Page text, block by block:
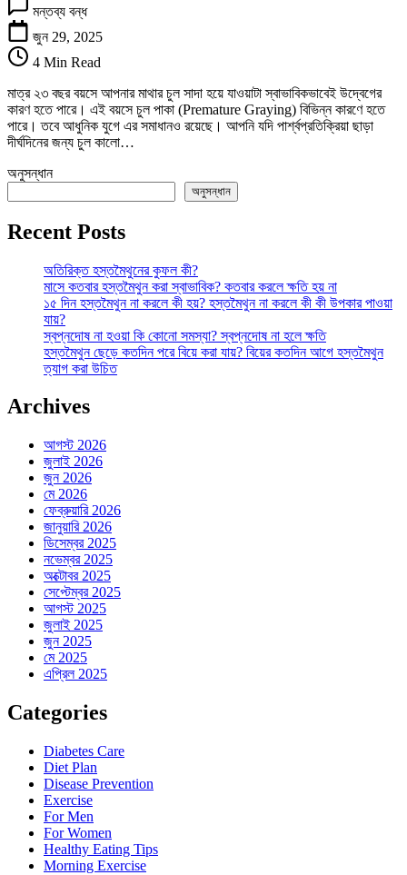
বয়সে
চুল
পাকা?
চিন্তা
পার্শ্বপ্রতিক্রিয়া
ছাড়া
চুল
কালো
করার
উপায়
আছে!
মন্তব্য বন্ধ
জুন 29, 2025
4 Min Read
মাত্র ২৩ বছর বয়সে আপনার মাথার চুল সাদা হয়ে যাওয়াটা স্বাভাবিকভাবেই উদ্বেগের
কারণ হতে পারে। এই বয়সে চুল পাকা (Premature Graying) বিভিন্ন কারণে হতে
পারে। তবে আধুনিক যুগে এর সমাধানও রয়েছে। আপনি যদি পার্শ্বপ্রতিক্রিয়া ছাড়া
দীর্ঘদিনের জন্য চুল কালো…
অনুসন্ধান
অনুসন্ধান
Recent Posts
অতিরিক্ত হস্তমৈথুনের কুফল কী?
মাসে কতবার হস্তমৈথুন করা স্বাভাবিক? কতবার করলে ক্ষতি হয় না
১৫ দিন হস্তমৈথুন না করলে কী হয়? হস্তমৈথুন না করলে কী কী উপকার পাওয়া
যায়?
স্বপ্নদোষ না হওয়া কি কোনো সমস্যা? স্বপ্নদোষ না হলে ক্ষতি
হস্তমৈথুন ছেড়ে কতদিন পরে বিয়ে করা যায়? বিয়ের কতদিন আগে হস্তমৈথুন
ত্যাগ করা উচিত
Archives
আগস্ট 2026
জুলাই 2026
জুন 2026
মে 2026
ফেব্রুয়ারি 2026
জানুয়ারি 2026
ডিসেম্বর 2025
নভেম্বর 2025
অক্টোবর 2025
সেপ্টেম্বর 2025
আগস্ট 2025
জুলাই 2025
জুন 2025
মে 2025
এপ্রিল 2025
Categories
Diabetes Care
Diet Plan
Disease Prevention
Exercise
For Men
For Women
Healthy Eating Tips
Morning Exercise